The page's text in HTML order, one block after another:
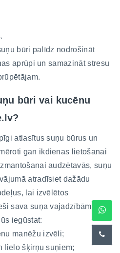
būri palīdz nodrošināt
aprūpi un samazināt stresu
būri vai kucēnu
atlasītus suņu būrus un
gan ikdienas lietošanai
audzētavās, suņu
atradīsiet dažādu
lai izvēlētos
sava suņa vajadzībām.
iegūstat:
manēžu izvēli;
lielo šķirņu suņiem;